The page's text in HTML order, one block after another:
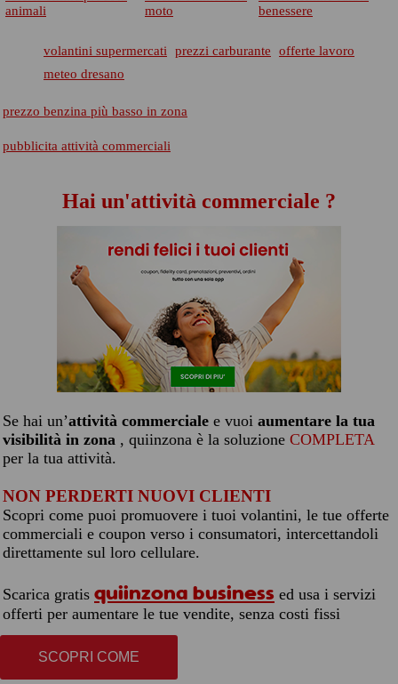
animali
moto
benessere
volantini supermercati prezzi carburante
offerte lavoro
meteo dresano
prezzo benzina più basso in zona
pubblicita attività commerciali
Hai un'attività commerciale ?
Se hai un’attività commerciale e vuoi aumentare la tua
visibilità in zona , quiinzona è la soluzione COMPLETA
per la tua attività.
NON PERDERTI NUOVI CLIENTI
Scopri come puoi promuovere i tuoi volantini, le tue offerte
commerciali e coupon verso i consumatori, intercettandoli
direttamente sul loro cellulare.
Scarica gratis quiinzona business ed usa i servizi
offerti per aumentare le tue vendite, senza costi fissi
SCOPRI COME